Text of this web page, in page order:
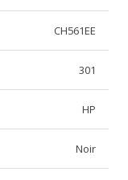
CH561EE
301
HP
Noir